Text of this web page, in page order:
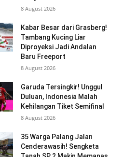
8 August 2026
Kabar Besar dari Grasberg!
Tambang Kucing Liar
Diproyeksi Jadi Andalan
Baru Freeport
8 August 2026
Garuda Tersingkir! Unggul
Duluan, Indonesia Malah
Kehilangan Tiket Semifinal
8 August 2026
35 Warga Palang Jalan
Cenderawasih! Sengketa